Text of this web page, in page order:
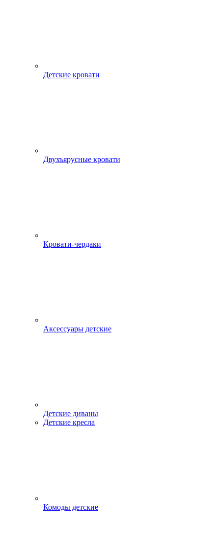
Детские кровати
Двухъярусные кровати
Кровати-чердаки
Аксессуары детские
Детские диваны
Детские кресла
Комоды детские